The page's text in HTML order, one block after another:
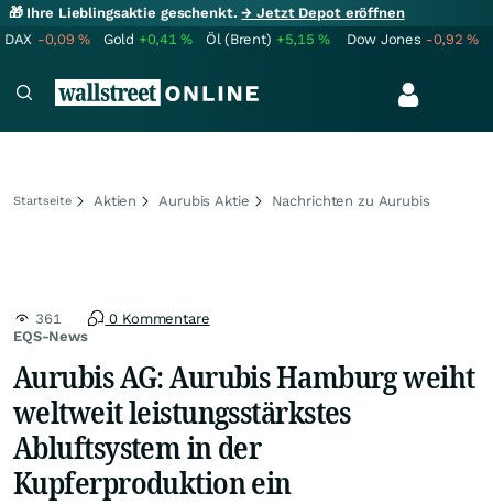
🎁 Ihre Lieblingsaktie geschenkt.→ Jetzt Depot eröffnen
DAX -0,09% Gold +0,41% Öl (Brent) +5,15% Dow Jones -0,92%
Startseite Aktien Aurubis Aktie Nachrichten zu Aurubis
EQS-News
361 0 Kommentare
Aurubis AG: Aurubis Hamburg weiht
weltweit leistungsstärkstes
Abluftsystem in der
Kupferproduktion ein